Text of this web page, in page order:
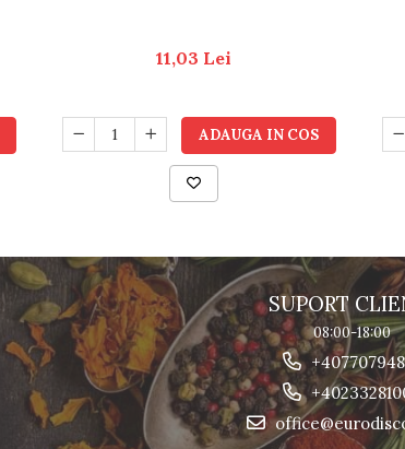
11,03 Lei
ADAUGA IN COS
SUPORT
08:00-18:00